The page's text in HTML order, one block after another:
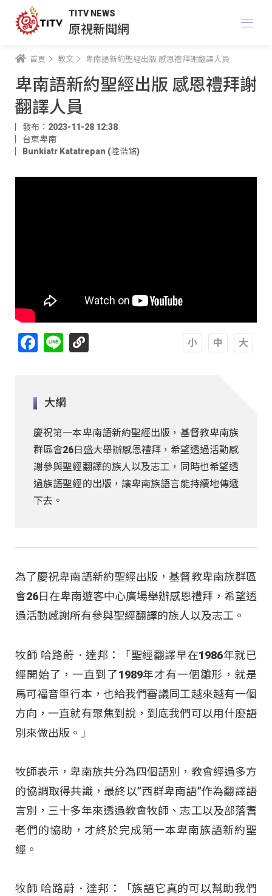
TITV NEWS
原視新聞網
首頁 教文 卑南語新約聖經出版 感恩禮拜謝翻譯人員
卑南語新約聖經出版 感恩禮拜謝
翻譯人員
發布：2023-11-28 12:38
台東卑南
Bunkiatr Katatrepan (陸浩銘)
Facebook
Line
大綱
慶祝第一本卑南語新約聖經出版，基督教卑南族
群區會26日盛大舉辦感恩禮拜，希望透過活動感
謝參與聖經翻譯的族人以及志工，同時也希望透
過族語聖經的出版，讓卑南族語言能持續地傳遞
下去。
為了慶祝卑南語新約聖經出版，基督教卑南族群區
會26日在卑南遊客中心廣場舉辦感恩禮拜，希望透
過活動感謝所有參與聖經翻譯的族人以及志工。
牧師 哈路蔚．達邦：「聖經翻譯早在1986年就已
經開始了，一直到了1989年才有一個雛形，就是
馬可福音單行本，也給我們審議同工越來越有一個
方向，一直就有聚焦到說，到底我們可以用什麼語
別來做出版。」
牧師表示，卑南族共分為四個語別，教會經過多方
的協調取得共識，最終以”西群卑南語”作為翻譯語
言別，三十多年來透過教會牧師、志工以及部落耆
老們的協助，才終於完成第一本卑南族語新約聖
經。
牧師 哈路蔚．達邦：「族語它真的可以幫助我們